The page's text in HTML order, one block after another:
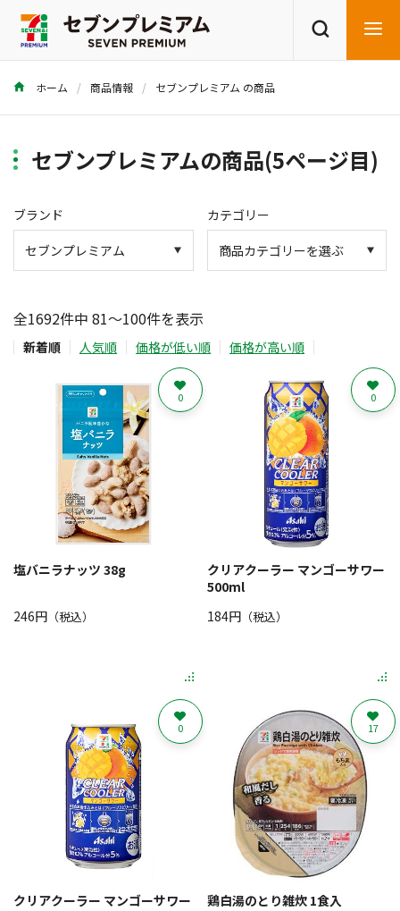
商品を探す レシピを探す
ホーム 商品情報 セブンプレミアム の商品
セブンプレミアムの商品(5ページ目)
ブランド カテゴリー
全1692件中 81～100件を表示
新着順 人気順 価格が低い順 価格が高い順
塩バニラナッツ 38g
246円 （税込）
0
クリアクーラー マンゴーサワー
500ml
184円（税込）
0
クリアクーラー マンゴーサワー
0
鶏白湯のとり雑炊 1食入
17